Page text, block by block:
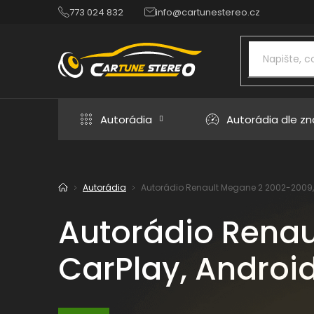
773 024 832 info@cartunestereo.cz
Autorádia Autorádia dle
DomůAutorádia Autorádio Renault Megane 2 2002-2009,
Autorádio
CarPlay,